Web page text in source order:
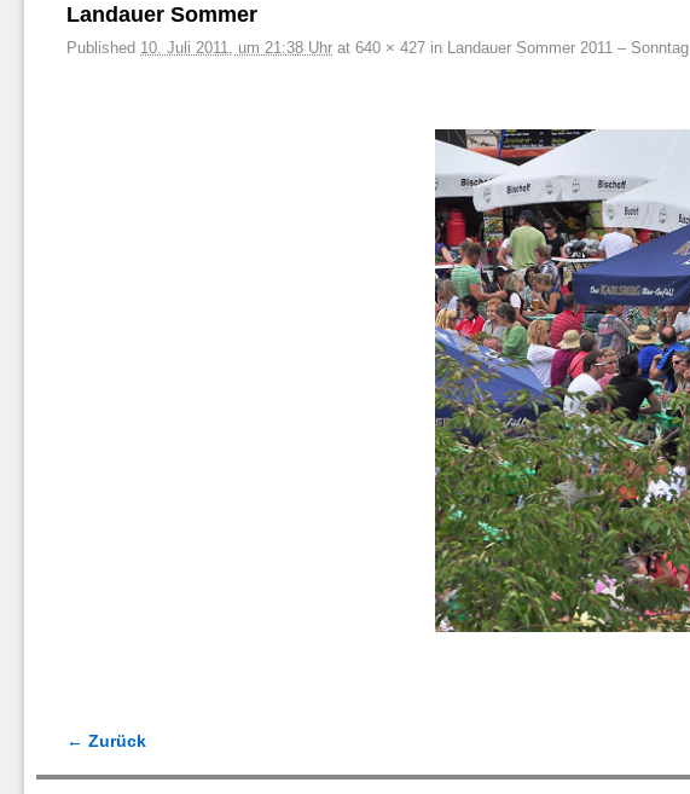
Landauer Sommer
Published 10. Juli 2011, um 21:38 Uhr at 640 × 427 in Landauer Sommer 2011 – Sonntag
Bilder-Navigation
← Zurück